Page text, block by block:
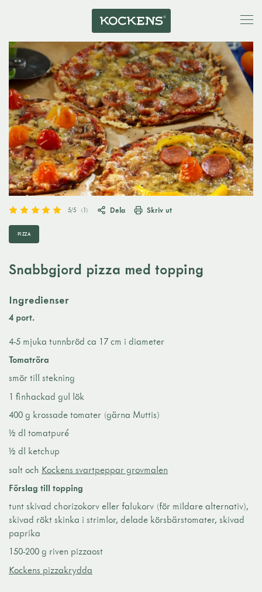
5/5 (1) Dela Skriv ut
PIZZA
Snabbgjord pizza med topping
Ingredienser
4 port.
4-5 mjuka tunnbröd ca 17 cm i diameter
Tomatröra
smör till stekning
1 finhackad gul lök
400 g krossade tomater (gärna Muttis)
½ dl tomatpuré
½ dl ketchup
salt och Kockens svartpeppar grovmalen
Förslag till topping
tunt skivad chorizokorv eller falukorv (för mildare alternativ),
skivad rökt skinka i strimlor, delade körsbärstomater, skivad
paprika
150-200 g riven pizzaost
Kockens pizzakrydda